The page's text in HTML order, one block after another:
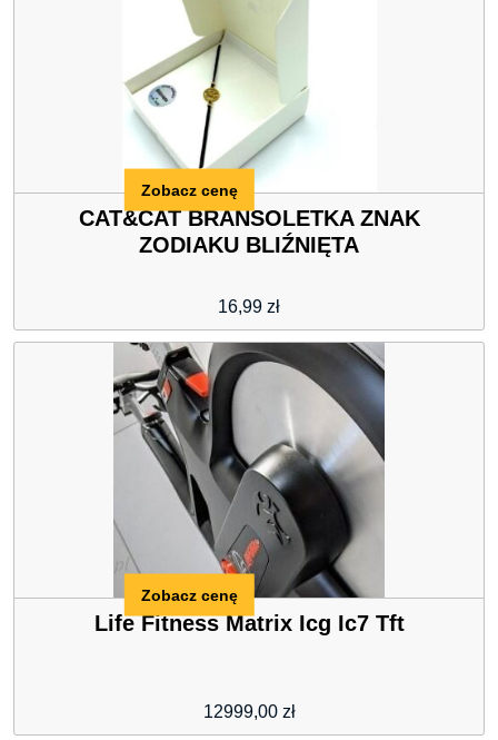
CAT&CAT BRANSOLETKA ZNAK
ZODIAKU BLIŹNIĘTA
16,99 zł
Zobacz cenę
Life Fitness Matrix Icg Ic7 Tft
12999,00 zł
Zobacz cenę